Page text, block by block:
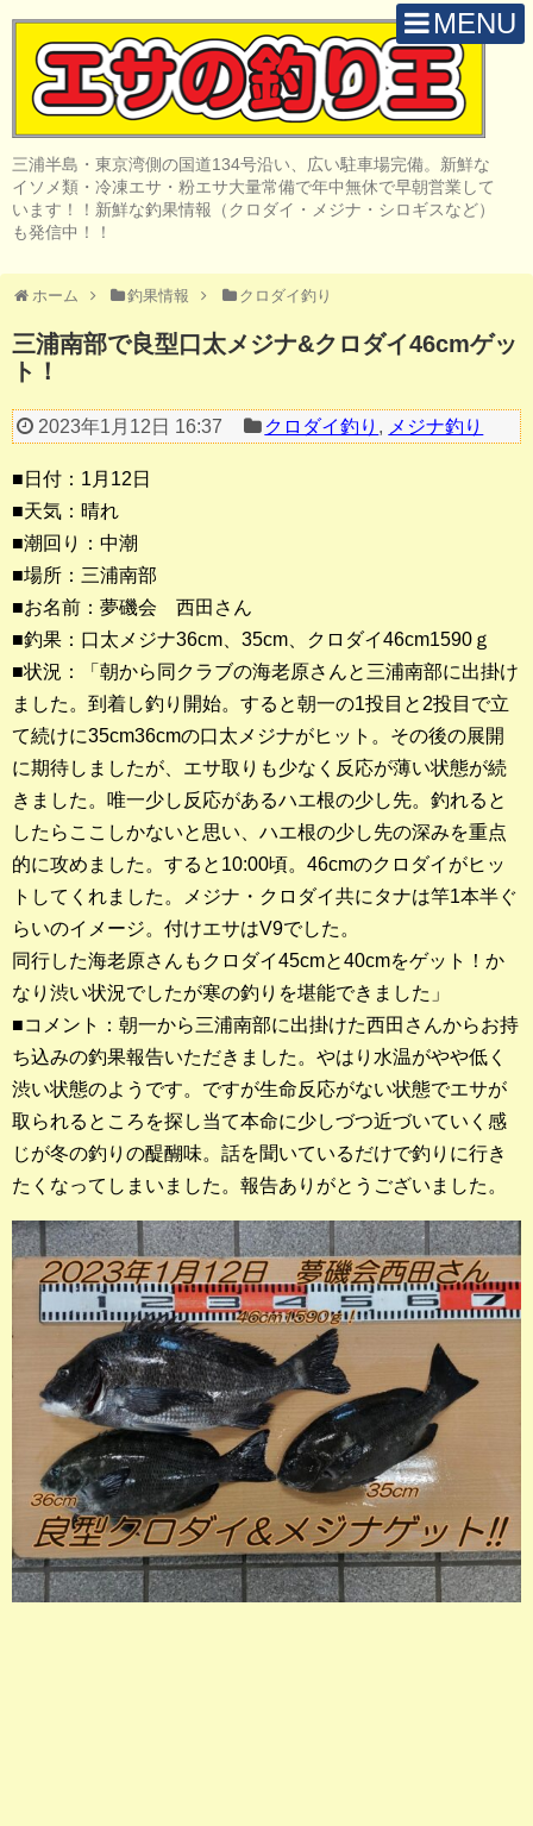
MENU
三浦半島・東京湾側の国道134号沿い、広い駐車場完備。新鮮な
イソメ類・冷凍エサ・粉エサ大量常備で年中無休で早朝営業して
います！！新鮮な釣果情報（クロダイ・メジナ・シロギスなど）
も発信中！！
ホーム 釣果情報 クロダイ釣り
三浦南部で良型口太メジナ&クロダイ46cmゲッ
ト！
2023年1月12日 16:37 クロダイ釣り , メジナ釣り
■日付：1月12日
■天気：晴れ
■潮回り：中潮
■場所：三浦南部
■お名前：夢磯会 西田さん
■釣果：口太メジナ36cm、35cm、クロダイ46cm1590ｇ
■状況：「朝から同クラブの海老原さんと三浦南部に出掛け
ました。到着し釣り開始。すると朝一の1投目と2投目で立
て続けに35cm36cmの口太メジナがヒット。その後の展開
に期待しましたが、エサ取りも少なく反応が薄い状態が続
きました。唯一少し反応があるハエ根の少し先。釣れると
したらここしかないと思い、ハエ根の少し先の深みを重点
的に攻めました。すると10:00頃。46cmのクロダイがヒッ
トしてくれました。メジナ・クロダイ共にタナは竿1本半ぐ
らいのイメージ。付けエサはV9でした。
同行した海老原さんもクロダイ45cmと40cmをゲット！か
なり渋い状況でしたが寒の釣りを堪能できました」
■コメント：朝一から三浦南部に出掛けた西田さんからお持
ち込みの釣果報告いただきました。やはり水温がやや低く
渋い状態のようです。ですが生命反応がない状態でエサが
取られるところを探し当て本命に少しづつ近づいていく感
じが冬の釣りの醍醐味。話を聞いているだけで釣りに行き
たくなってしまいました。報告ありがとうございました。
H O M E
取 扱 商 品
釣 果 情 報
投げ・堤防釣り
陸っぱりルアー
船・ボート釣り
その他の釣り
釣果ランキング
2023年 クロダイ部門
2023年 メジナ部門
歴代釣果ランキング
クロダイ部門
シロギス部門
過去の釣果ランキング
ブログ・釣行記
スタッフブログ
店長釣行記
スタッフ釣行記
釣果投稿フォーム
お問い合わせ